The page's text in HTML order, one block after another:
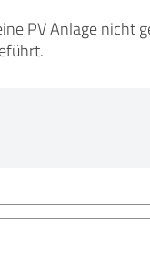
PV Anlage nicht